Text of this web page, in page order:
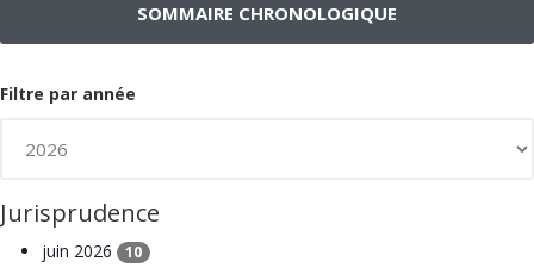
SOMMAIRE CHRONOLOGIQUE
Filtre par année
Jurisprudence
juin 2026 10